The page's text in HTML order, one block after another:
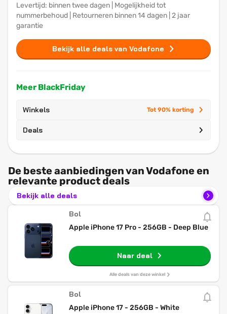
Levertijd: binnen twee dagen | Mogelijkheid tot
nummerbehoud | Retourneren binnen 14 dagen | 2 jaar
garantie
Bekijk alle deals van Vodafone
Meer BlackFriday
Winkels Tot 90% korting
Deals
De beste aanbiedingen van Vodafone en
relevante product deals
Bekijk alle deals
Bol
Apple iPhone 17 Pro - 256GB - Deep Blue
Naar deal
Alle deals van deze winkel
Bol
Apple iPhone 17 - 256GB - White